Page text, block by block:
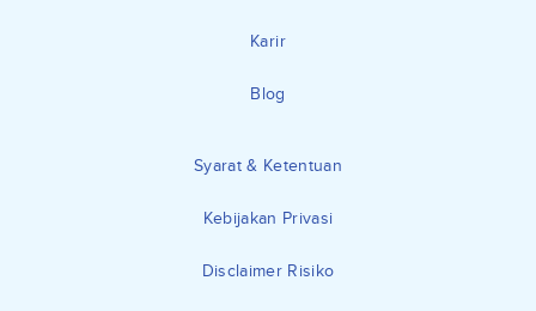
Karir
Blog
Syarat & Ketentuan
Kebijakan Privasi
Disclaimer Risiko